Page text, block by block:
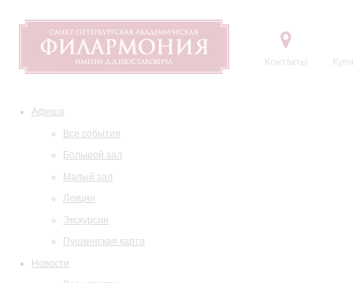
Контакты
Афиша
Все события
Большой зал
Малый зал
Лекции
Экскурсии
Пушкинская карта
Новости